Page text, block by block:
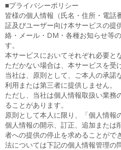
■プライバシーポリシー
皆様の個人情報（氏名・住所・電話
証及びユーザー向け本サービスの提
絡・メール・DM・各種お知らせ等
す。
本サービスにおいてそれぞれ必要と
ただかない場合は、本サービスを受
当社は、原則として、ご本人の承諾
利用または第三者に提供しません。
ただし、当社は個人情報取扱い業務
ることがあります。
原則として本人に限り、「個人情報
個人情報の開示、訂正、追加または
者への提供の停止を求めることがで
法については下記の個人情報管理の